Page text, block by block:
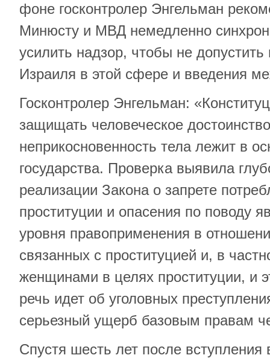
фоне госконтролер Энгельман
Минюсту и МВД немедленно
усилить надзор, чтобы не допустить
Израиля в этой сфере и введения
Госконтролер Энгельман:
защищать человеческое
неприкосновенность тела лежит в
государства. Проверка выявила
реализации Закона о запрете
проституции и опасения по поводу
уровня правоприменения в
связанных с проституцией и, в
женщинами в целях проституции, и
речь идет об уголовных
серьезный ущерб базовым правам
Спустя шесть лет после вступления